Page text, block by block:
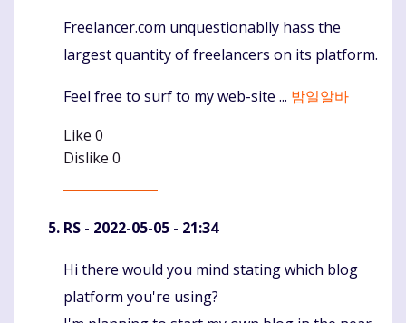
Komentaras
Freelancer.com unquestionablly hass the
largest quantity of freelancers on its platform.
Feel free to surf to my web-site ... 밤일알바
Like 0
Dislike 0
RS - 2022-05-05 - 21:34
Komentaras
Hi there would you mind stating which blog
platform you're using?